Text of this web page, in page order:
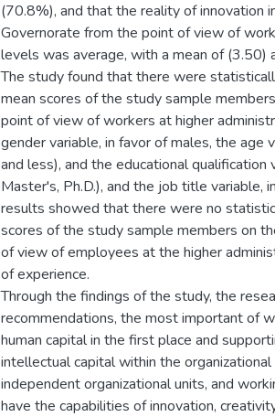
(70.8%), and that the reality of innovation
Governorate from the point of view of
levels was average, with a mean of (3.50)
The study found that there were
mean scores of the study sample
point of view of workers at higher
gender variable, in favor of males, the age
and less), and the educational qualification
Master's, Ph.D.), and the job title variable,
results showed that there were no
scores of the study sample members on
of view of employees at the higher
of experience.
Through the findings of the study, the
recommendations, the most important of
human capital in the first place and
intellectual capital within the
independent organizational units, and
have the capabilities of innovation,